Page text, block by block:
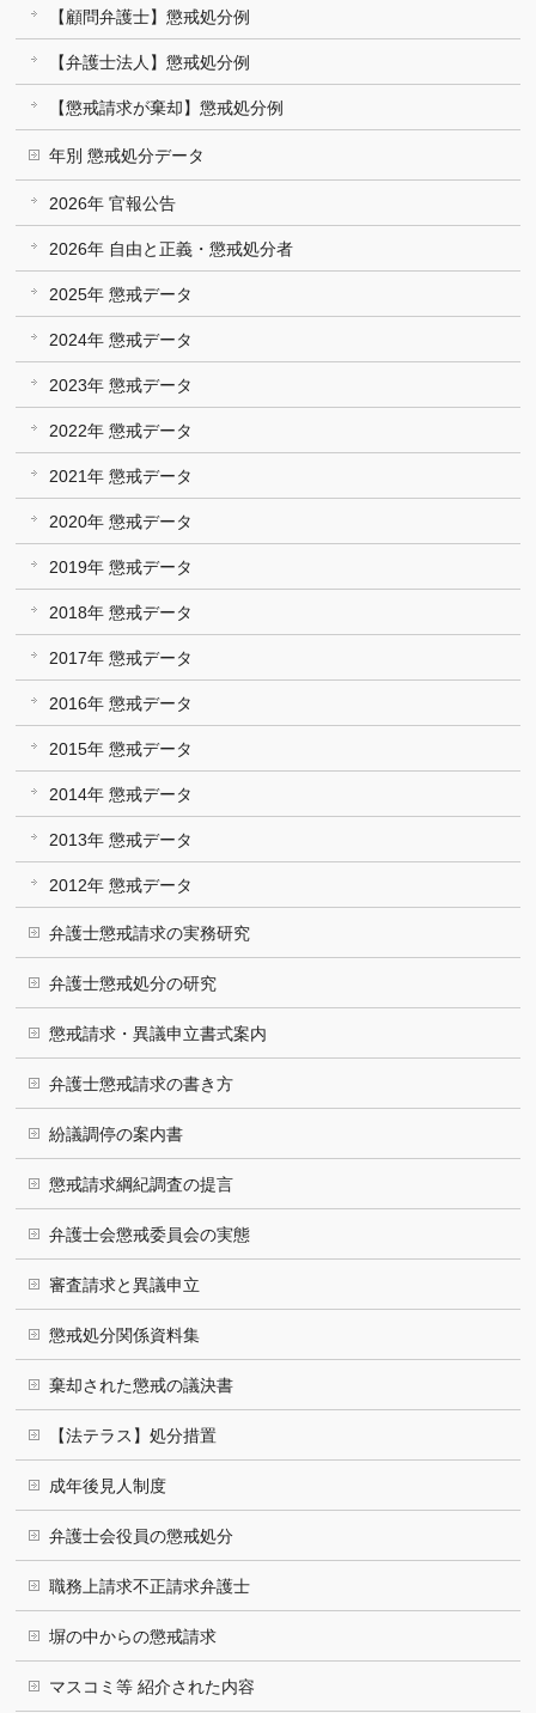
【顧問弁護士】懲戒処分例
【弁護士法人】懲戒処分例
【懲戒請求が棄却】懲戒処分例
年別 懲戒処分データ
2026年 官報公告
2026年 自由と正義・懲戒処分者
2025年 懲戒データ
2024年 懲戒データ
2023年 懲戒データ
2022年 懲戒データ
2021年 懲戒データ
2020年 懲戒データ
2019年 懲戒データ
2018年 懲戒データ
2017年 懲戒データ
2016年 懲戒データ
2015年 懲戒データ
2014年 懲戒データ
2013年 懲戒データ
2012年 懲戒データ
弁護士懲戒請求の実務研究
弁護士懲戒処分の研究
懲戒請求・異議申立書式案内
弁護士懲戒請求の書き方
紛議調停の案内書
懲戒請求綱紀調査の提言
弁護士会懲戒委員会の実態
審査請求と異議申立
懲戒処分関係資料集
棄却された懲戒の議決書
【法テラス】処分措置
成年後見人制度
弁護士会役員の懲戒処分
職務上請求不正請求弁護士
塀の中からの懲戒請求
マスコミ等 紹介された内容